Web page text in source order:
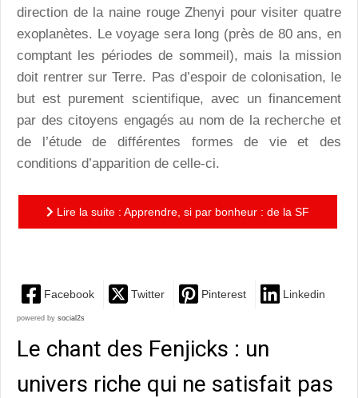
direction de la naine rouge Zhenyi pour visiter quatre
exoplanètes. Le voyage sera long (près de 80 ans, en
comptant les périodes de sommeil), mais la mission
doit rentrer sur Terre. Pas d’espoir de colonisation, le
but est purement scientifique, avec un financement
par des citoyens engagés au nom de la recherche et
de l’étude de différentes formes de vie et des
conditions d’apparition de celle-ci.
Lire la suite : Apprendre, si par bonheur : de la SF
Facebook Twitter Pinterest Linkedin
powered by social2s
Le chant des Fenjicks : un
univers riche qui ne satisfait pas